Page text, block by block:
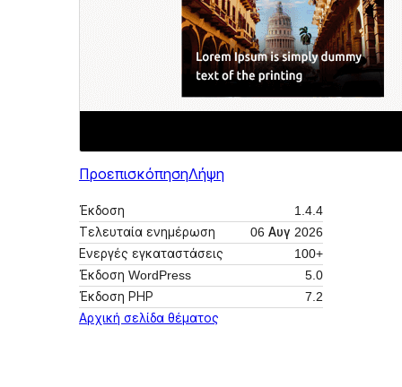
ΠροεπισκόπησηΛήψη
Έκδοση
1.4.4
Τελευταία ενημέρωση
06 Αυγ 2026
Ενεργές εγκαταστάσεις
100+
Έκδοση WordPress
5.0
Έκδοση ΡΗΡ
7.2
Αρχική σελίδα θέματος